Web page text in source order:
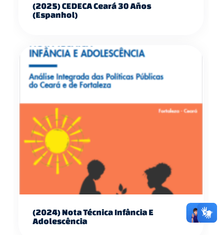
(2025) CEDECA Ceará 30 Años
(espanhol)
(2024) Nota Técnica Infância E
Adolescência